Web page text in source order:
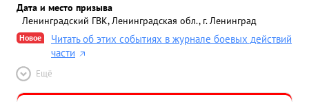
Дата и место призыва
Ленинградский ГВК, Ленинградская обл., г. Ленинград
Новое
Читать об этих событиях в журнале боевых действий
части
Ещё